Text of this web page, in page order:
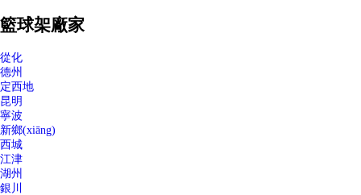
籃球架廠家
從化
德州
定西地
昆明
寧波
新鄉(xiāng)
西城
江津
湖州
銀川